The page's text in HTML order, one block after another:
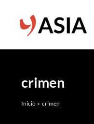
contenido
crimen
Inicio crimen